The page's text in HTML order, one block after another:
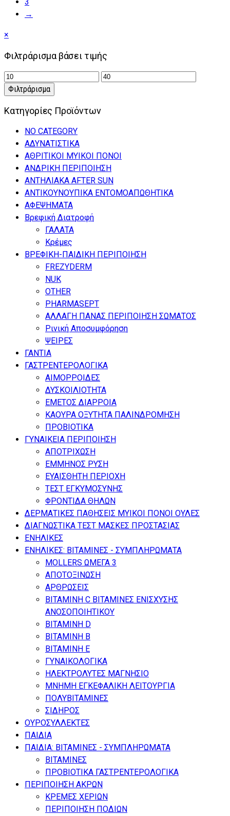
→
×
Φιλτράρισμα βάσει τιμής
Ελάχιστη
τιμή
Μέγιστη
Φιλτράρισμα
Κατηγορίες Προϊόντων
NO CATEGORY
ΑΔΥΝΑΤΙΣΤΙΚΑ
ΑΘΡΙΤΙΚΟΙ ΜΥΙΚΟΙ ΠΟΝΟΙ
ΑΝΔΡΙΚΗ ΠΕΡΙΠΟΙΗΣΗ
ΑΝΤΗΛΙΑΚΑ AFTER SUN
ΑΝΤΙΚΟΥΝΟΥΠΙΚΑ ΕΝΤΟΜΟΑΠΩΘΗΤΙΚΑ
ΑΦΕΨΗΜΑΤΑ
Βρεφική Διατροφή
ΓΑΛΑΤΑ
Κρέμες
ΒΡΕΦΙΚΗ-ΠΑΙΔΙΚΗ ΠΕΡΙΠΟΙΗΣΗ
FREZYDERM
NUK
OTHER
PHARMASEPT
ΑΛΛΑΓΗ ΠΑΝΑΣ ΠΕΡΙΠΟΙΗΣΗ ΣΩΜΑΤΟΣ
Ρινική Αποσυμφόρηση
ΨΕΙΡΕΣ
ΓΑΝΤΙΑ
ΓΑΣΤΡΕΝΤΕΡΟΛΟΓΙΚΑ
ΑΙΜΟΡΡΟΙΔΕΣ
ΔΥΣΚΟΙΛΙΟΤΗΤΑ
ΕΜΕΤΟΣ ΔΙΑΡΡΟΙΑ
ΚΑΟΥΡΑ ΟΞΥΤΗΤΑ ΠΑΛΙΝΔΡΟΜΗΣΗ
ΠΡΟΒΙΟΤΙΚΑ
ΓΥΝΑΙΚΕΙΑ ΠΕΡΙΠΟΙΗΣΗ
ΑΠΟΤΡΙΧΩΣΗ
ΕΜΜΗΝΟΣ ΡΥΣΗ
ΕΥΑΙΣΘΗΤΗ ΠΕΡΙΟΧΗ
ΤΕΣΤ ΕΓΚΥΜΟΣΥΝΗΣ
ΦΡΟΝΤΙΔΑ ΘΗΛΩΝ
ΔΕΡΜΑΤΙΚΕΣ ΠΑΘΗΣΕΙΣ ΜΥΙΚΟΙ ΠΟΝΟΙ ΟΥΛΕΣ
ΔΙΑΓΝΩΣΤΙΚΑ ΤΕΣΤ ΜΑΣΚΕΣ ΠΡΟΣΤΑΣΙΑΣ
ΕΝΗΛΙΚΕΣ
ΕΝΗΛΙΚΕΣ: ΒΙΤΑΜΙΝΕΣ - ΣΥΜΠΛΗΡΩΜΑΤΑ
MOLLERS ΩΜΕΓΑ 3
ΑΠΟΤΟΞΙΝΩΣΗ
ΑΡΘΡΩΣΕΙΣ
ΒΙΤΑΜΙΝΗ C ΒΙΤΑΜΙΝΕΣ ΕΝΙΣΧΥΣΗΣ
ΑΝΟΣΟΠΟΙΗΤΙΚΟΥ
ΒΙΤΑΜΙΝΗ D
ΒΙΤΑΜΙΝΗ Β
ΒΙΤΑΜΙΝΗ Ε
ΓΥΝΑΙΚΟΛΟΓΙΚΑ
ΗΛΕΚΤΡΟΛΥΤΕΣ ΜΑΓΝΗΣΙΟ
ΜΝΗΜΗ ΕΓΚΕΦΑΛΙΚΗ ΛΕΙΤΟΥΡΓΙΑ
ΠΟΛΥΒΙΤΑΜΙΝΕΣ
ΣΙΔΗΡΟΣ
ΟΥΡΟΣΥΛΛΕΚΤΕΣ
ΠΑΙΔΙΑ
ΠΑΙΔΙΑ: ΒΙΤΑΜΙΝΕΣ - ΣΥΜΠΛΗΡΩΜΑΤΑ
ΒΙΤΑΜΙΝΕΣ
ΠΡΟΒΙΟΤΙΚΑ ΓΑΣΤΡΕΝΤΕΡΟΛΟΓΙΚΑ
ΠΕΡΙΠΟΙΗΣΗ ΑΚΡΩΝ
ΚΡΕΜΕΣ ΧΕΡΙΩΝ
ΠΕΡΙΠΟΙΗΣΗ ΠΟΔΙΩΝ